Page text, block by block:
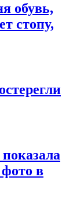
обувь,
стопу,
фото в